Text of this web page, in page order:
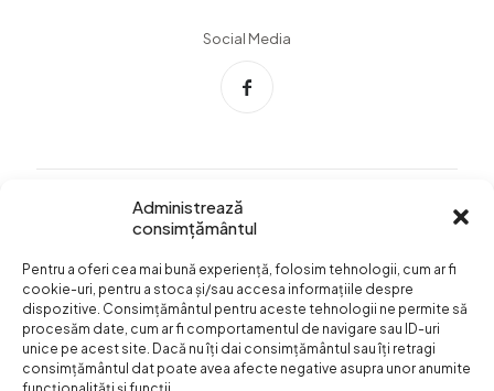
Administrează
consimțământul
Pentru a oferi cea mai bună experiență, folosim tehnologii, cum ar fi
cookie-uri, pentru a stoca și/sau accesa informațiile despre
dispozitive. Consimțământul pentru aceste tehnologii ne permite să
procesăm date, cum ar fi comportamentul de navigare sau ID-uri
unice pe acest site. Dacă nu îți dai consimțământul sau îți retragi
consimțământul dat poate avea afecte negative asupra unor anumite
Social Media
Termeni si conditii
Confidentialitatea
datelor
Livrare si plata